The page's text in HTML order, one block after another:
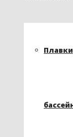
Плавки